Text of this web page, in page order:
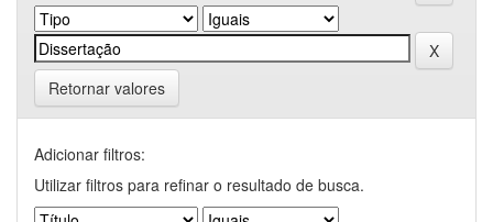
Retornar valores
Adicionar filtros:
Utilizar filtros para refinar o resultado de busca.